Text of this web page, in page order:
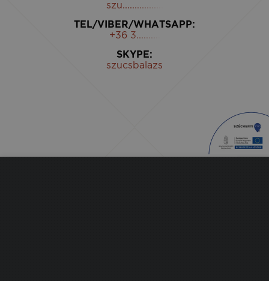
szu.................
TEL/VIBER/WHATSAPP:
+36 3..........
SKYPE:
szucsbalazs